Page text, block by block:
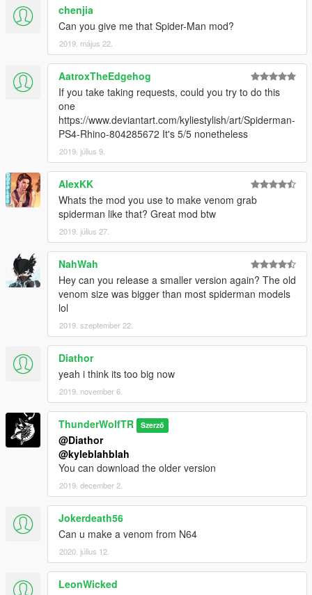
chenjia
Can you give me that Spider-Man mod?
2019. május 22.
AatroxTheEdgehog
If you take taking requests, could you try to do this
one
https://www.deviantart.com/kyliestylish/art/Spiderman-
PS4-Rhino-804285672 It's 5/5 nonetheless
2019. július 9.
AlexKK
Whats the mod you use to make venom grab
spiderman like that? Great mod btw
2019. július 27.
NahWah
Hey can you release a smaller version again? The old
venom size was bigger than most spiderman models
lol
2019. szeptember 22.
Diathor
yeah i think its too big now
2019. november 6.
ThunderWolfTR Szerző
@Diathor
@kyleblahblah
You can download the older version
2019. december 2.
Jokerdeath56
Can u make a venom from N64
2020. július 12.
LeonWicked